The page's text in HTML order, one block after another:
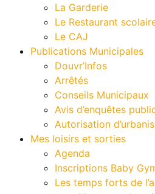
La Garderie
Le Restaurant
Le CAJ
Publications Municipales
Douvr’Infos
Arrêtés
Conseils Municipaux
Avis d’enquêtes
Autorisation
Mes loisirs et sorties
Agenda
Inscriptions Baby
Les temps forts de